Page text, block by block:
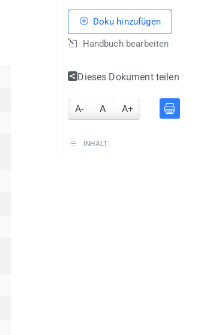
Handbuch bearbeiten
Doku hinzufügen
Dieses Dokument teilen
A- A A+
INHALT